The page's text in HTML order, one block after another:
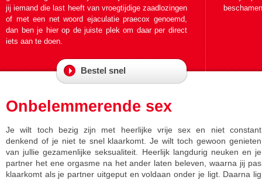
Bestel snel
jij iemand die last heeft van vroegtijdige zaadlozingen
of met een net woord ejaculatie praecox genoemd,
dan ben je hier op de juiste plek om daar per direct
iets aan te doen.
Onbelemmerende sex
Je wilt toch bezig zijn met heerlijke vrije sex en niet constant
denkend of je niet te snel klaarkomt. Je wilt toch gewoon genieten
van jullie gezamenlijke seksualiteit. Heerlijk langdurig neuken en je
partner het ene orgasme na het ander laten beleven, waarna jij pas
klaarkomt als je partner uitgeput en voldaan onder je ligt. Daarna lig